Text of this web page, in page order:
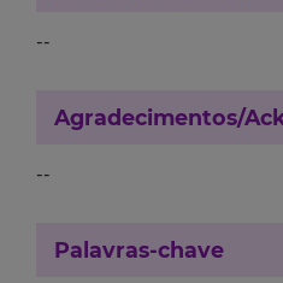
--
Agradecimentos/
--
Palavras-chave